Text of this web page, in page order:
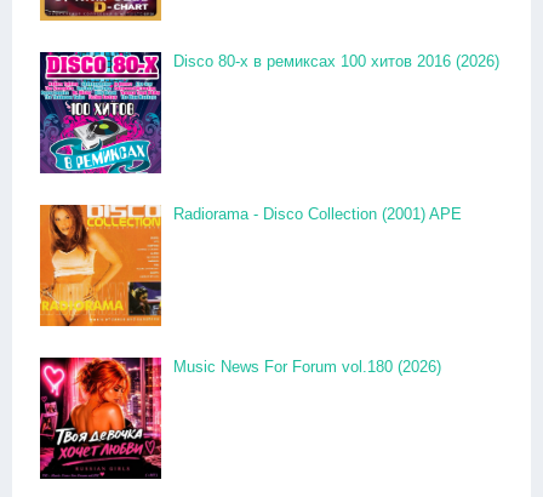
Disco 80-x в ремиксах 100 хитов 2016 (2026)
Radiorama - Disco Collection (2001) APE
Music News For Forum vol.180 (2026)